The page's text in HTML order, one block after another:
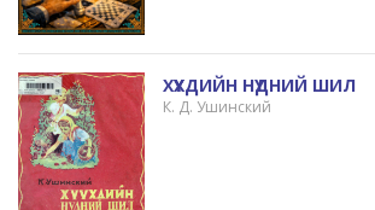
ХҮҮХДИЙН НҮДНИЙ ШИЛ
К. Д. Ушинский